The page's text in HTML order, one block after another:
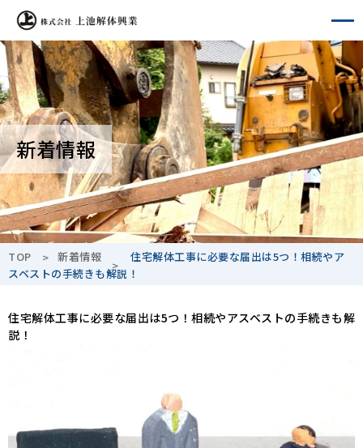
新着情報
TOP 新着情報
住宅解体工事に必要な届出は5つ！相続やア
スベストの手続きも解説！
住宅解体工事に必要な届出は5つ！相続やアスベストの手続きも解
説！
A- A+